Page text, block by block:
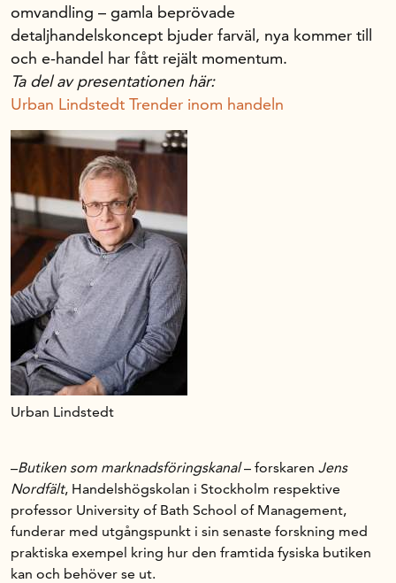
omvandling – gamla beprövade
detaljhandelskoncept bjuder farväl, nya kommer till
och e-handel har fått rejält momentum.
Ta del av presentationen här:
Urban Lindstedt Trender inom handeln
Urban Lindstedt
–Butiken som marknadsföringskanal– forskaren Jens
Nordfält, Handelshögskolan i Stockholm respektive
professor University of Bath School of Management,
funderar med utgångspunkt i sin senaste forskning med
praktiska exempel kring hur den framtida fysiska butiken
kan och behöver se ut.